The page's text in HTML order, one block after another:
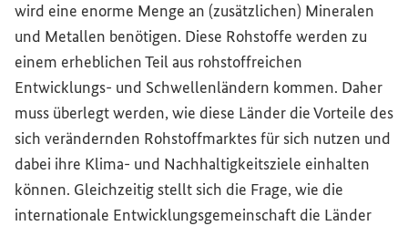
wird eine enorme Menge an (zusätzlichen) Mineralen
und Metallen benötigen. Diese Rohstoffe werden zu
einem erheblichen Teil aus rohstoffreichen
Entwicklungs- und Schwellenländern kommen. Daher
muss überlegt werden, wie diese Länder die Vorteile des
sich verändernden Rohstoffmarktes für sich nutzen und
dabei ihre Klima- und Nachhaltigkeitsziele einhalten
können. Gleichzeitig stellt sich die Frage, wie die
internationale Entwicklungsgemeinschaft die Länder